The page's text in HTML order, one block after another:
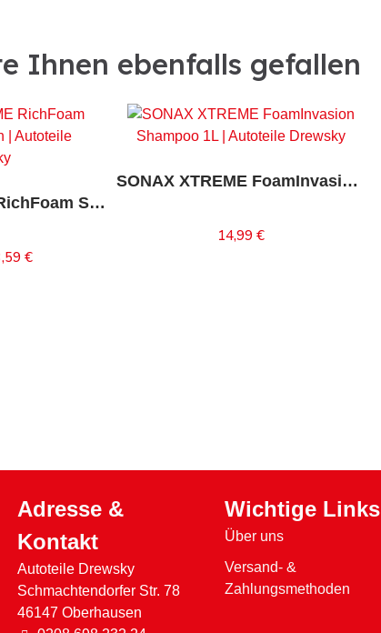
Ihnen ebenfalls gefallen
SONAX XTREME RichFoam Shampoo
€
SONAX XTREME FoamInvasion Shampoo 1L
14,99 €
In den Warenkorb
Adresse &
Kontakt
Autoteile Drewsky
Schmachtendorfer Str. 78
46147 Oberhausen
Wichtige Links
Über uns
Versand- &
Zahlungsmethoden